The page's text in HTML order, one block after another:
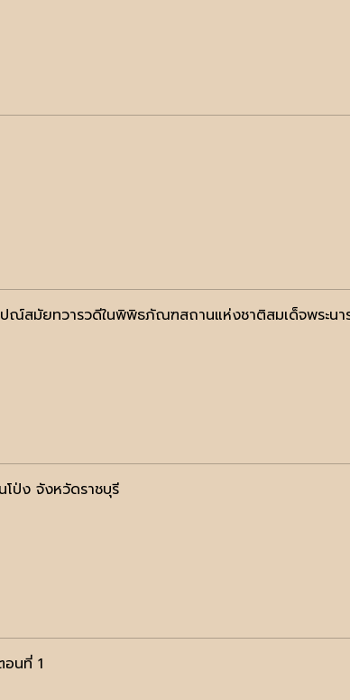
สมัยทวารวดีในพิพิธภัณฑสถานแห่งชาติสมเด็จพระน
ป่ง จังหวัดราชบุรี
นที่ 1